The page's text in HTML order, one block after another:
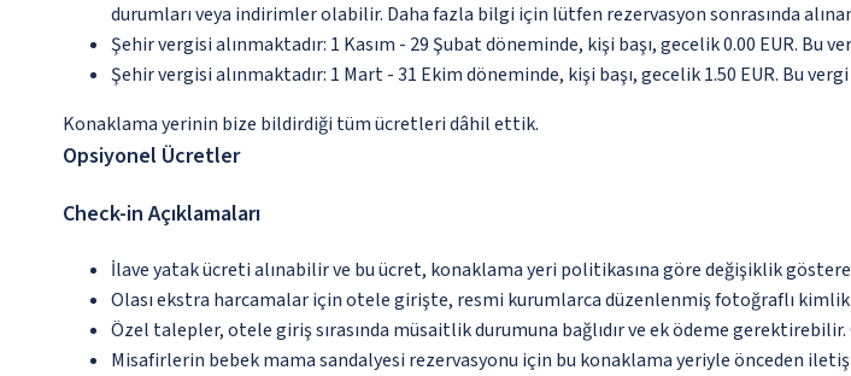
durumları veya indirimler olabilir. Daha fazla bilgi için lütfen rezervasyon sonrasında
Şehir vergisi alınmaktadır: 1 Kasım - 29 Şubat döneminde, kişi başı, gecelik 0.00 EUR. Bu
Şehir vergisi alınmaktadır: 1 Mart - 31 Ekim döneminde, kişi başı, gecelik 1.50 EUR. Bu
Konaklama yerinin bize bildirdiği tüm ücretleri dâhil ettik.
Opsiyonel Ücretler
Check-in Açıklamaları
İlave yatak ücreti alınabilir ve bu ücret, konaklama yeri politikasına göre değişiklik
Olası ekstra harcamalar için otele girişte, resmi kurumlarca düzenlenmiş fotoğraflı
Özel talepler, otele giriş sırasında müsaitlik durumuna bağlıdır ve ek ödeme
Misafirlerin bebek mama sandalyesi rezervasyonu için bu konaklama yeriyle önceden